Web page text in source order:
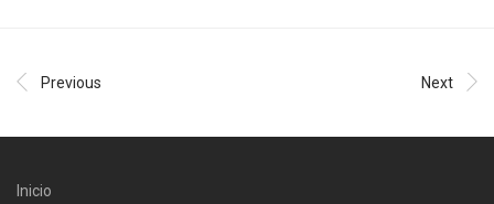
Previous Next
Inicio